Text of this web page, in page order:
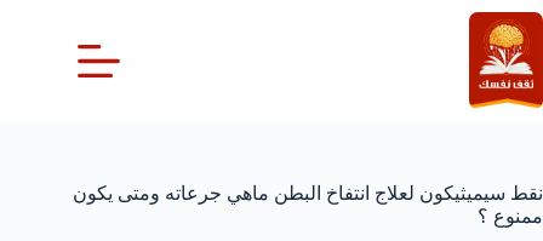
التجاوز
إلى
المحتوى
نقط سيميثيكون لعلاج انتفاخ البطن ماهي جرعاته ومتى يكون
ممنوع ؟